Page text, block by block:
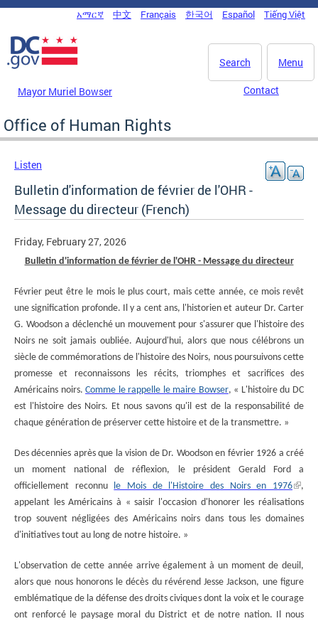
Skip to main content
DC Agency Top Menu
አማርኛ 中文 Français 한국어 Español Tiếng Việt
Menu
Search
Mayor Muriel Bowser Contact
Office of Human Rights
Listen
Bulletin d'information de février de l'OHR -
Message du directeur (French)
Friday, February 27, 2026
Bulletin d'information de février de l'OHR - Message du directeur
Février peut être le mois le plus court, mais cette année, ce mois revêt
une signification profonde. Il y a cent ans, l'historien et auteur Dr. Carter
G. Woodson a déclenché un mouvement pour s'assurer que l'histoire des
Noirs ne soit jamais oubliée. Aujourd'hui, alors que nous célébrons un
siècle de commémorations de l'histoire des Noirs, nous poursuivons cette
promesse et reconnaissons les récits, triomphes et sacrifices des
Américains noirs.Comme le rappelle le maire Bowser, « L'histoire du DC
est l'histoire des Noirs. Et nous savons qu'il est de la responsabilité de
chaque génération de préserver cette histoire et de la transmettre. »
Des décennies après que la vision de Dr. Woodson en février 1926 a créé
un moment national de réflexion, le président Gerald Ford a
officiellement reconnu
le Mois de l'Histoire des Noirs en 1976
,
appelant les Américains à « saisir l'occasion d'honorer les réalisations
trop souvent négligées des Américains noirs dans tous les domaines
d'initiatives tout au long de notre histoire. »
L'observation de cette année arrive également à un moment de deuil,
alors que nous honorons le décès du révérend Jesse Jackson, une figure
emblématique de la défense des droits civiques dont la voix et le courage
ont renforcé le paysage moral du District et de notre nation. Il nous